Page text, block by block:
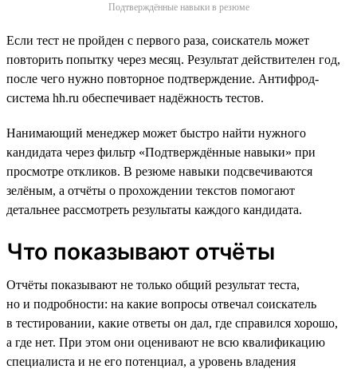
Подтверждённые навыки в резюме
Если тест не пройден с первого раза, соискатель может
повторить попытку через месяц. Результат действителен год,
после чего нужно повторное подтверждение. Антифрод-
система hh.ru обеспечивает надёжность тестов.
Нанимающий менеджер может быстро найти нужного
кандидата через фильтр «Подтверждённые навыки» при
просмотре откликов. В резюме навыки подсвечиваются
зелёным, а отчёты о прохождении текстов помогают
детальнее рассмотреть результаты каждого кандидата.
Что показывают отчёты
Отчёты показывают не только общий результат теста,
но и подробности: на какие вопросы отвечал соискатель
в тестировании, какие ответы он дал, где справился хорошо,
а где нет. При этом они оценивают не всю квалификацию
специалиста и не его потенциал, а уровень владения